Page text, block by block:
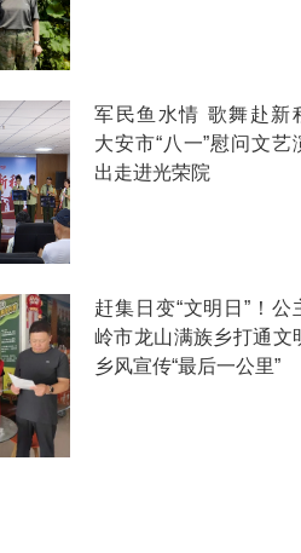
军民鱼水情 歌舞赴新
大安市“八一”慰问文艺
出走进光荣院
赶集日变“文明日”！公
岭市龙山满族乡打通文
乡风宣传“最后一公里”